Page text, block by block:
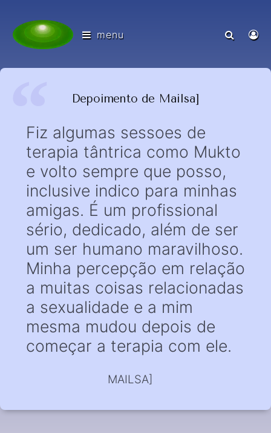
menu
Depoimento de Mailsa]
Fiz algumas sessoes de
terapia tântrica como Mukto
e volto sempre que posso,
inclusive indico para minhas
amigas. É um profissional
sério, dedicado, além de ser
um ser humano maravilhoso.
Minha percepção em relação
a muitas coisas relacionadas
a sexualidade e a mim
mesma mudou depois de
começar a terapia com ele.
MAILSA]